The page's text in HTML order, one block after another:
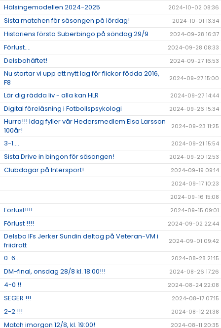
Hälsingemodellen 2024-2025 2024-10-02 08:36
Sista matchen för säsongen på lördag! 2024-10-01 13:34
Historiens första Suberbingo på söndag 29/9 2024-09-28 16:37
Förlust.... 2024-09-28 08:33
Delsbohäftet! 2024-09-27 16:53
Nu startar vi upp ett nytt lag för flickor födda 2016,
F8
2024-09-27 15:00
Lär dig rädda liv - alla kan HLR 2024-09-27 14:44
Digital föreläsning i Fotbollspsykologi 2024-09-26 15:34
Hurra!!! Idag fyller vår Hedersmedlem Elsa Larsson
100år!
2024-09-23 11:25
3-1.... 2024-09-21 15:54
Sista Drive in bingon för säsongen! 2024-09-20 12:53
Clubdagar på Intersport!
2024-09-19 09:14
2024-09-17 10:23
2024-09-16 15:08
Förlust!!!! 2024-09-15 09:01
Förlust !!!! 2024-09-02 22:44
Delsbo IFs Jerker Sundin deltog på Veteran-VM i
friidrott
2024-09-01 09:42
0-6.. 2024-08-28 21:15
DM-final, onsdag 28/8 kl. 18:00!!! 2024-08-26 17:26
4-0 !! 2024-08-24 22:08
SEGER !!! 2024-08-17 07:15
2-2 !!! 2024-08-12 21:38
Match imorgon 12/8, kl. 19:00! 2024-08-11 20:35